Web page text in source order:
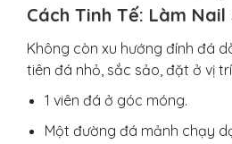
Cách Tinh Tế: Làm Nail
Không còn xu hướng đính đá
tiên đá nhỏ, sắc sảo, đặt ở vị
1 viên đá ở góc móng.
Một đường đá mảnh chạy